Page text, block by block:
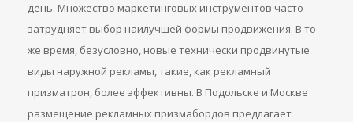
день. Множество маркетинговых инструментов часто
затрудняет выбор наилучшей формы продвижения. В то
же время, безусловно, новые технически продвинутые
виды наружной рекламы, такие, как рекламный
призматрон, более эффективны. В Подольске и Москве
размещение рекламных призмабордов предлагает